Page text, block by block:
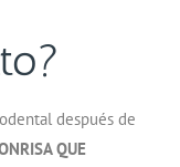
después de
QUE